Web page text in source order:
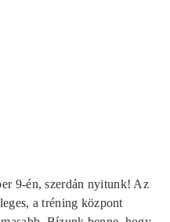
9-én, szerdán nyitunk! Az
a tréning központ